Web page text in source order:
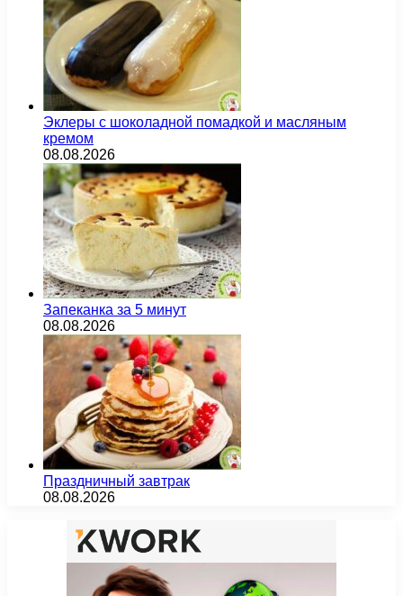
Эклеры с шоколадной помадкой и масляным
кремом
08.08.2026
Запеканка за 5 минут
08.08.2026
Праздничный завтрак
08.08.2026